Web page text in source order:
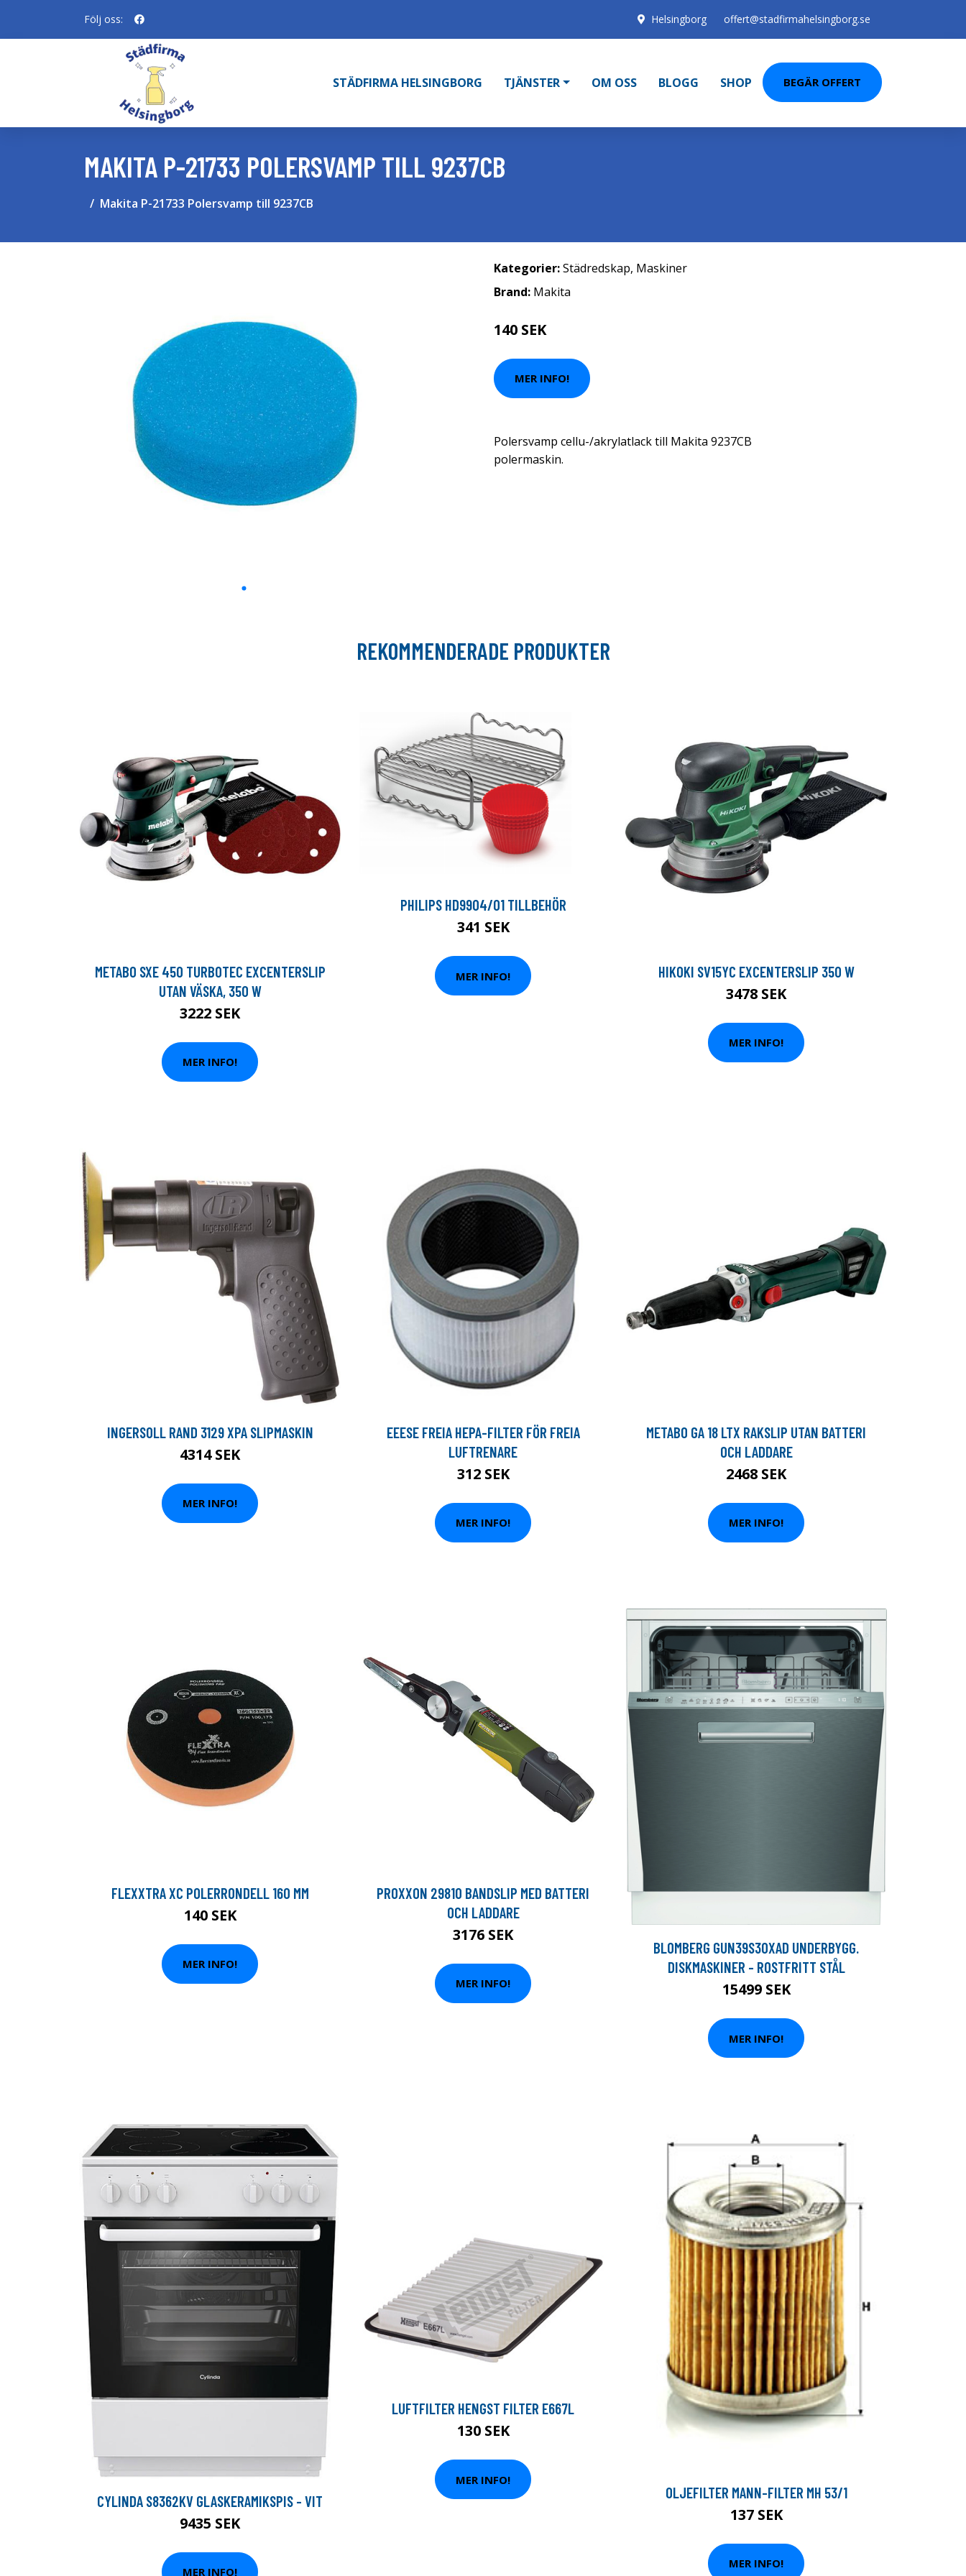
Följ oss: Helsingborg offert@stadfirmahelsingborg.se
STÄDFIRMA HELSINGBORG TJÄNSTER OM OSS BLOGG SHOP BEGÄR OFFERT
MAKITA P-21733 POLERSVAMP TILL 9237CB
Makita P-21733 Polersvamp till 9237CB
Kategorier:Städredskap, Maskiner
Brand: Makita
140 SEK
MER INFO!
Polersvamp cellu-/akrylatlack till Makita 9237CB
polermaskin.
REKOMMENDERADE PRODUKTER
METABO SXE 450 TURBOTEC EXCENTERSLIP
UTAN VÄSKA, 350 W
3222 SEK
MER INFO!
PHILIPS HD9904/01 TILLBEHÖR
341 SEK
MER INFO! HIKOKI SV15YC EXCENTERSLIP 350 W
3478 SEK
MER INFO!
INGERSOLL RAND 3129 XPA SLIPMASKIN
4314 SEK
MER INFO!
EEESE FREIA HEPA-FILTER FÖR FREIA
LUFTRENARE
312 SEK
MER INFO!
METABO GA 18 LTX RAKSLIP UTAN BATTERI
OCH LADDARE
2468 SEK
MER INFO!
FLEXXTRA XC POLERRONDELL 160 MM
140 SEK
MER INFO!
PROXXON 29810 BANDSLIP MED BATTERI
OCH LADDARE
3176 SEK
MER INFO!
BLOMBERG GUN39S30XAD UNDERBYGG.
DISKMASKINER - ROSTFRITT STÅL
15499 SEK
MER INFO!
CYLINDA S8362KV GLASKERAMIKSPIS - VIT
9435 SEK
MER INFO!
LUFTFILTER HENGST FILTER E667L
130 SEK
MER INFO!
OLJEFILTER MANN-FILTER MH 53/1
137 SEK
MER INFO!